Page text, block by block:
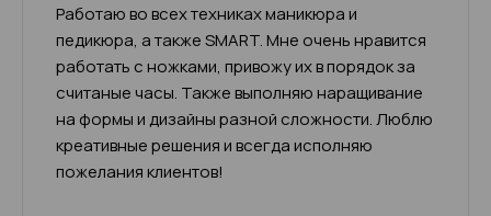
Работаю во всех техниках маникюра и
педикюра, а также SMART. Мне очень нравится
работать с ножками, привожу их в порядок за
считаные часы. Также выполняю наращивание
на формы и дизайны разной сложности. Люблю
креативные решения и всегда исполняю
пожелания клиентов!